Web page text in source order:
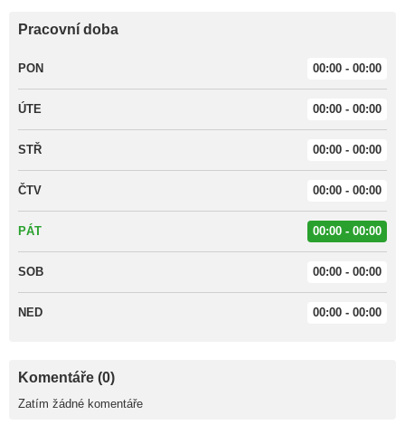
Pracovní doba
PON 00:00 - 00:00
ÚTE 00:00 - 00:00
STŘ 00:00 - 00:00
ČTV 00:00 - 00:00
PÁT 00:00 - 00:00
SOB 00:00 - 00:00
NED 00:00 - 00:00
Komentáře (0)
Zatím žádné komentáře